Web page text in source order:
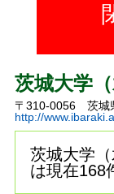
茨城大学
〒310-0056 茨城
http://
茨城大学
は現在168